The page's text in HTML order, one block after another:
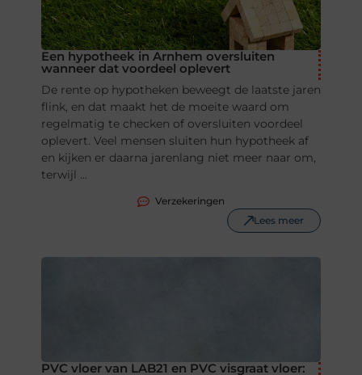
Een hypotheek in Arnhem oversluiten
wanneer dat voordeel oplevert
De rente op hypotheken beweegt de laatste jaren
flink, en dat maakt het de moeite waard om
regelmatig te checken of oversluiten voordeel
oplevert. Veel mensen sluiten hun hypotheek af
en kijken er daarna jarenlang niet meer naar om,
terwijl ...
Verzekeringen
Lees meer
PVC vloer van LAB21 en PVC visgraat vloer: